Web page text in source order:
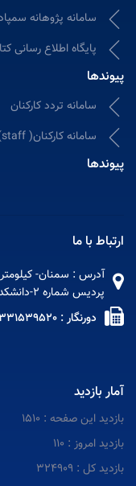
سامانه پژوهانه
پایگاه اطلاع رسانی
پیوندها
سامانه تردد کارکنان
سامانه کارکنان( staff)
پیوندها
ارتباط با ما
پردیس شماره 2-دانشکده هنر کدپستی :3535157111
دورنگار : 02331539520
آمار بازدید
بازدید این صفحه : 1510
بازدید امروز : 110
بازدید کل : 324909